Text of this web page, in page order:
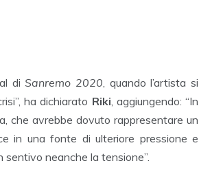
diSanremo 2020 , quando l’artista si
ha dichiarato Riki , aggiungendo: “In
che avrebbe dovuto rappresentare un
in una fonte di ulteriore pressione e
sentivo neanche la tensione”.